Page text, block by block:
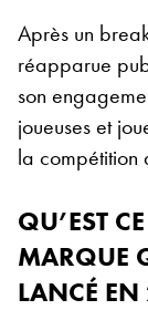
Après un
réapparue
son
joueuses et
la compétition
QU’EST
MARQUE
LANCÉ